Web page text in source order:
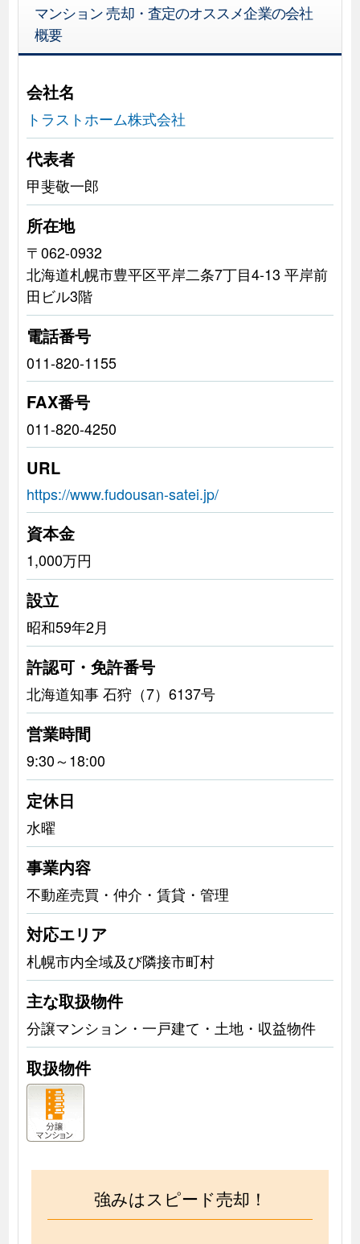
マンション 売却・査定のオススメ企業の会社
概要
会社名
トラストホーム株式会社
代表者
甲斐敬一郎
所在地
〒062-0932
北海道札幌市豊平区平岸二条7丁目4-13 平岸前
田ビル3階
電話番号
011-820-1155
FAX番号
011-820-4250
URL
https://www.fudousan-satei.jp/
資本金
1,000万円
設立
昭和59年2月
許認可・免許番号
北海道知事 石狩（7）6137号
営業時間
9:30～18:00
定休日
水曜
事業内容
不動産売買・仲介・賃貸・管理
対応エリア
札幌市内全域及び隣接市町村
主な取扱物件
分譲マンション・一戸建て・土地・収益物件
取扱物件
強みはスピード売却！